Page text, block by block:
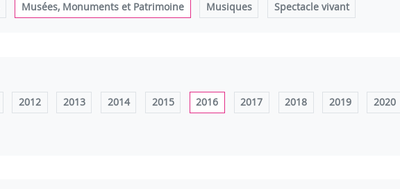
Musées, Monuments et Patrimoine Musiques Spectacle vivant
2012 2013 2014 2015 2016 2017 2018 2019 2020